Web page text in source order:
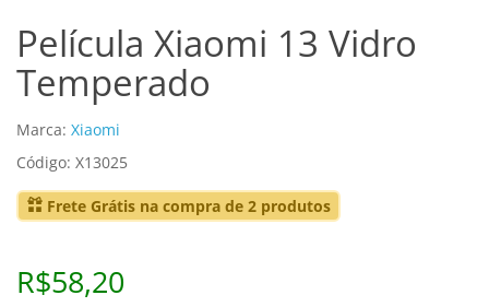
Película Xiaomi 13 Vidro
Temperado
Marca: Xiaomi
Código: X13025
Frete Grátis na compra de 2 produtos
R$58,20